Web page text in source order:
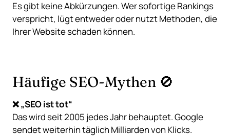
Es gibt keine Abkürzungen. Wer sofortige Rankings
verspricht, lügt entweder oder nutzt Methoden, die
Ihrer Website schaden können.
Häufige SEO-Mythen 🚫
❌ „SEO ist tot“
Das wird seit 2005 jedes Jahr behauptet. Google
sendet weiterhin täglich Milliarden von Klicks.